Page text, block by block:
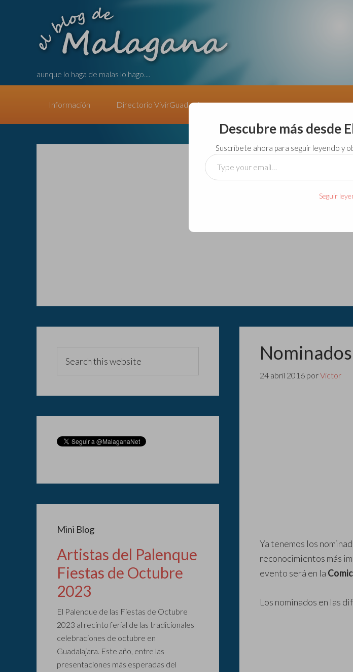
aunque lo haga de malas lo hago....
Información Directorio VivirGuadalajara
24 abril 2016 porVictor
Ya tenemos los
reconocimientos más
evento será en la
Los nominados en las
Mini Blog
Artistas del Palenque
Fiestas de Octubre
2023
El Palenque de las Fiestas de Octubre
2023 al recinto ferial de las tradicionales
celebraciones de octubre en
Guadalajara. Este año, entre las
presentaciones más esperadas del
Descubre más desde
Suscríbete ahora para seguir leyendo y
Type
your
Seguir